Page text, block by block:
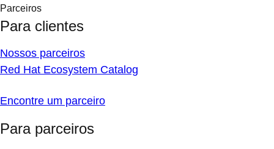
Parceiros
Para clientes
Nossos parceiros
Red Hat Ecosystem Catalog
Encontre um parceiro
Para parceiros